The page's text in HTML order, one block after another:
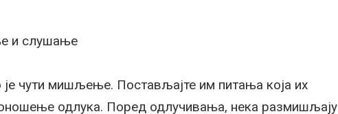
и слушање
чути мишљење. Постављајте им питања која их
одлука. Поред одлучивања, нека размишљају